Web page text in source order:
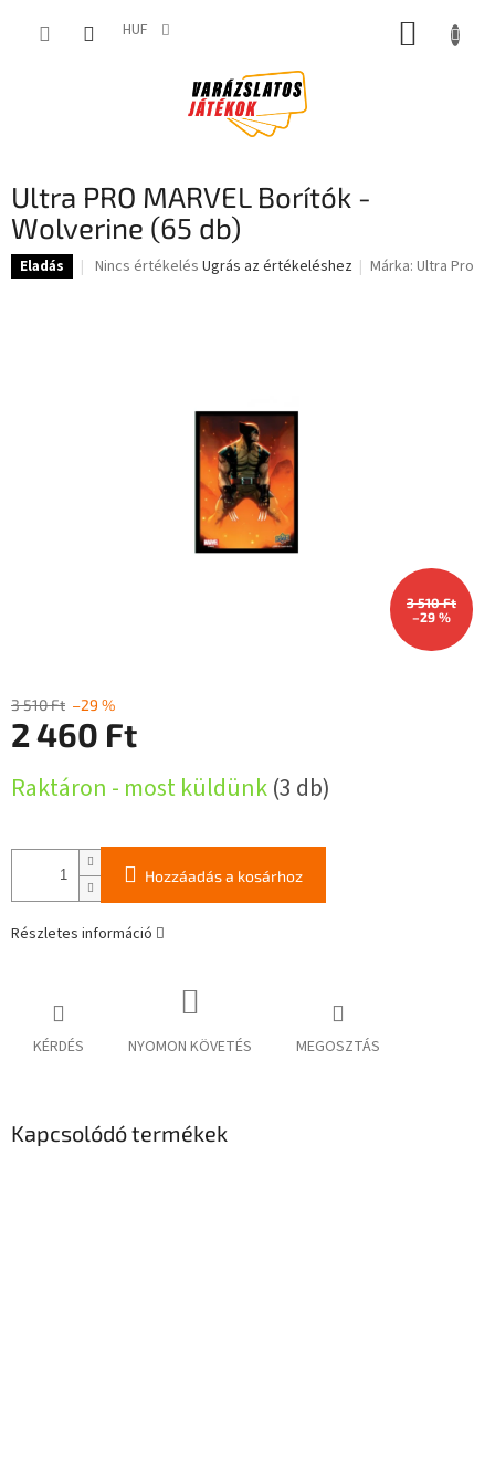
HUF KOSÁR
Ultra PRO MARVEL Borítók -
Wolverine (65 db)
Eladás
A
Nincs értékelés Ugrás az értékeléshez Márka:Ultra Pro
3 510 Ft
–29 %
3 510 Ft –29 %
2 460 Ft
Raktáron - most küldünk(3 db)
Hozzáadás a kosárhoz
Részletes információ
KÉRDÉS NYOMON KÖVETÉS MEGOSZTÁS
Kapcsolódó termékek